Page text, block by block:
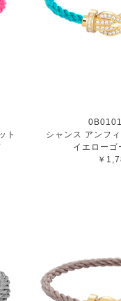
ト
シャンス アンフ
イエローゴ
￥